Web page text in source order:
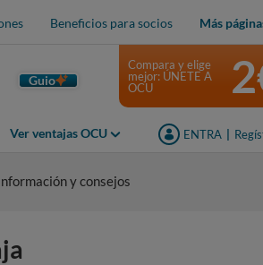
Beneficios para socios Más
Guio
Ver ventajas OCU ENTRA
Compara y elige
mejor: ÚNETE A
OCU
y consejos